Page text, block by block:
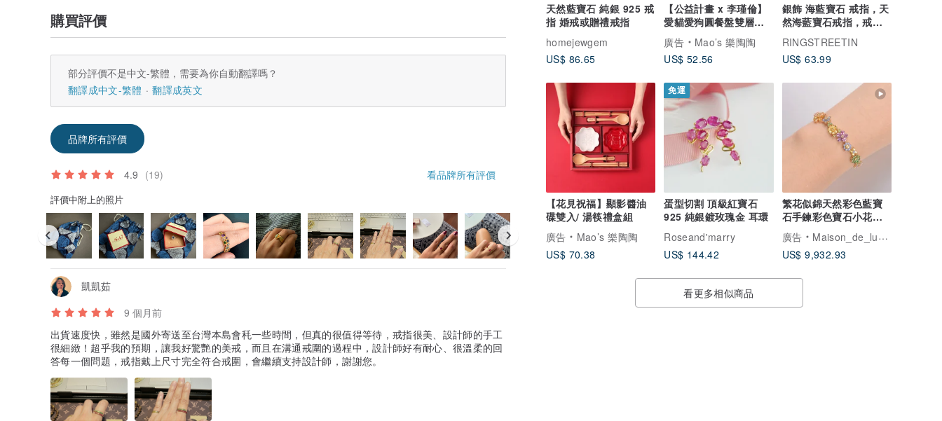
天然藍寶石 純銀 925 戒
指 婚戒或贈禮戒指
homejewgem
US$ 86.65
【公益計畫 x 李瑾倫】
愛貓愛狗圓餐盤雙層禮
盒組
廣告
Mao’s 樂陶陶
US$ 52.56
銀飾 海藍寶石 戒指，天
然海藍寶石戒指，戒
RINGSTREETIN
US$ 63.99
【花見祝福】顯影醬油
碟雙入/ 湯筷禮盒組
廣告
Mao’s 樂陶陶
US$ 70.38
免運
蛋型切割 頂級紅寶石
925 純銀鍍玫瑰金 耳環
Roseand'marry
US$ 144.42
繁花似錦天然彩色藍寶
石手鍊彩色寶石小花石
榴石沙弗萊18k金手鍊
廣告
Maison_de_lumin
US$ 9,932.93
看更多相似商品
購買評價
部分評價不是中文-繁體，需要為你自動翻譯嗎？
翻譯成中文-繁體
翻譯成英文
品牌所有評價
4.9 (19) 看品牌所有評價
評價中附上的照片
凱凱茹
9 個月前
出貨速度快，雖然是國外寄送至台灣本島會秏一些時間，但真的很值得等待，戒指很美、設計師的手工
很細緻！超乎我的預期，讓我好驚艷的美戒，而且在溝通戒圍的過程中，設計師好有耐心、很溫柔的回
答每一個問題，戒指戴上尺寸完全符合戒圍，會繼續支持設計師，謝謝您。